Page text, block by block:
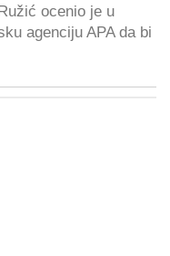
ocenio je u
agenciju APA da bi